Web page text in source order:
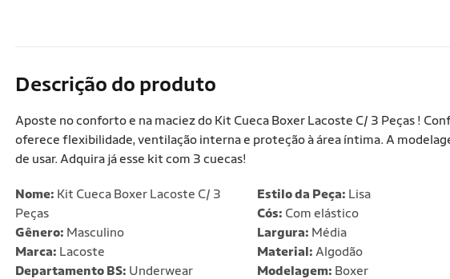
Descrição do produto
Aposte no conforto e na maciez do Kit Cueca Boxer Lacoste C/ 3 Peças !
oferece flexibilidade, ventilação interna e proteção à área íntima. A
de usar. Adquira já esse kit com 3 cuecas!
Nome: Kit Cueca Boxer Lacoste C/ 3
Peças
Gênero: Masculino
Marca: Lacoste
Departamento BS: Underwear
Estilo da Peça: Lisa
Cós: Com elástico
Largura: Média
Material: Algodão
Modelagem: Boxer